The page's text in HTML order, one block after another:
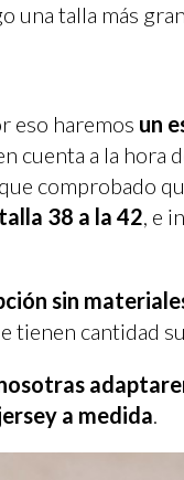
una talla más
eso haremos un
cuenta a la hora
comprobado
talla 38 a la 42, e
sin
tienen cantidad
a medida.